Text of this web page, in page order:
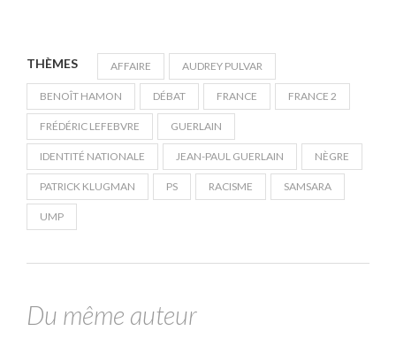
THÈMES AFFAIRE AUDREY PULVAR
BENOÎT HAMON DÉBAT FRANCE FRANCE 2
FRÉDÉRIC LEFEBVRE GUERLAIN
IDENTITÉ NATIONALE JEAN-PAUL GUERLAIN NÈGRE
PATRICK KLUGMAN PS RACISME SAMSARA
UMP
Du même auteur